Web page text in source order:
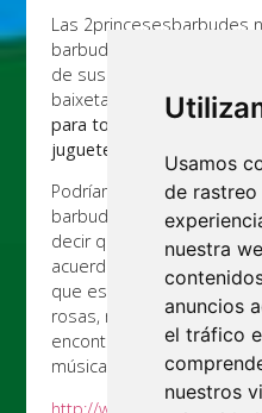
Usamos
de
nuestra
anuncios
el tráfico
nuestros
Las 2princesesbarbudes
barbuda”, una selección
de sus discos “Cançons i
baixeta de la nit” y
para toda la familia
juguete.
Podríamos decir que una
barbudo pone los
decir que una barbuda
acuerdos. Un barbudo
que es barbuda, eso sí
rosas, maracas-rana y
encontraréis Marc Marcé
música pop para toda la
http://